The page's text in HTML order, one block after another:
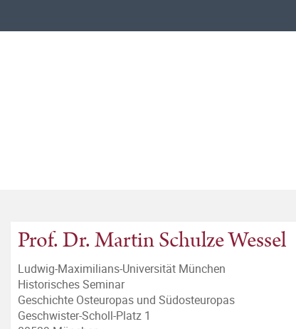
Prof. Dr. Martin Schulze Wessel
Ludwig-Maximilians-Universität München
Historisches Seminar
Geschichte Osteuropas und Südosteuropas
Geschwister-Scholl-Platz 1